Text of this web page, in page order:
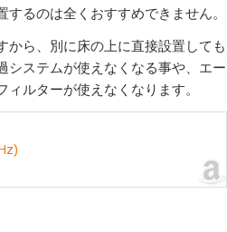
るのは全くおすすめできません。
から、別に床の上に直接設置しても
システムが使えなくなる事や、エー
ルターが使えなくなります。